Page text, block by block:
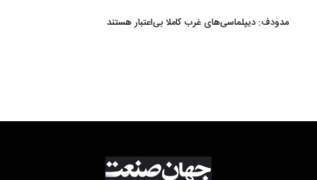
مدودف: دیپلماسی‌های غرب کاملا بی‌اعتبار هستند